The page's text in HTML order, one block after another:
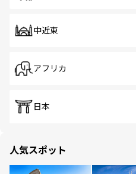
中近東
アフリカ
日本
人気スポット